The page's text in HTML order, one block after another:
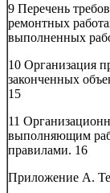
9 Перечень
ремонтных
выполненных
10 Организация
законченных
15
11
выполняющим
правилами. 16
Приложение А.